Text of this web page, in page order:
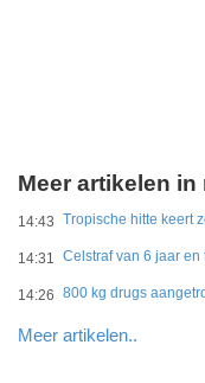
Meer artikelen in
14:43 Tropische hitte keert
14:31
14:26 800 kg drugs
Meer artikelen..